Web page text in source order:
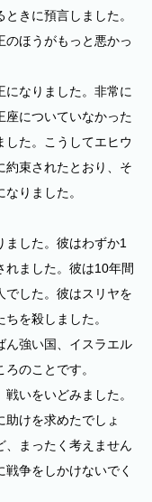
きに預言しました。
のほうがもっと悪かっ
なりました。非常に
座についていなかった
した。こうしてエヒウ
約束されたとおり、そ
りました。
した。彼はわずか1
れました。彼は10年間
でした。彼はスリヤを
を殺しました。
強い国、イスラエル
のことです。
いをいどみました。
助けを求めたでしょ
、まったく考えません
争をしかけないでく